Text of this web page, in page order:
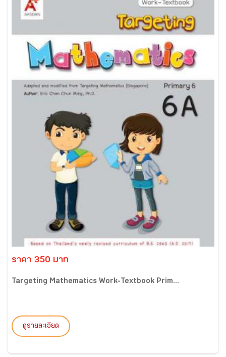
ราคา 350 บาท
Targeting Mathematics Work-Textbook Prim...
ดูรายละเอียด